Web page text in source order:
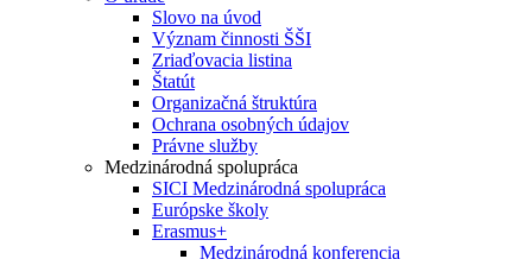
Slovo na úvod
Význam činnosti ŠŠI
Zriaďovacia listina
Štatút
Organizačná štruktúra
Ochrana osobných údajov
Právne služby
Medzinárodná spolupráca
SICI Medzinárodná spolupráca
Európske školy
Erasmus+
Medzinárodná konferencia